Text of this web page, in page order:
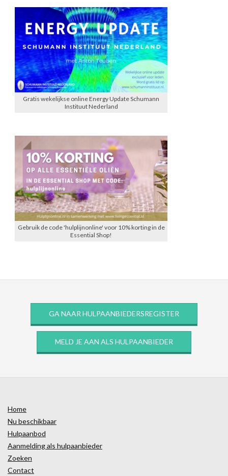
Gratis wekelijkse online Energy Update Schumann
Instituut Nederland
Gebruik de code 'hulplijnonline' voor 10% korting in de
Essential Shop!
GA NAAR HULPAANBIEDERSREGISTER
MELD JE AAN ALS HULPAANBIEDER
Home
Nu beschikbaar
Hulpaanbod
Aanmelding als hulpaanbieder
Zoeken
Contact